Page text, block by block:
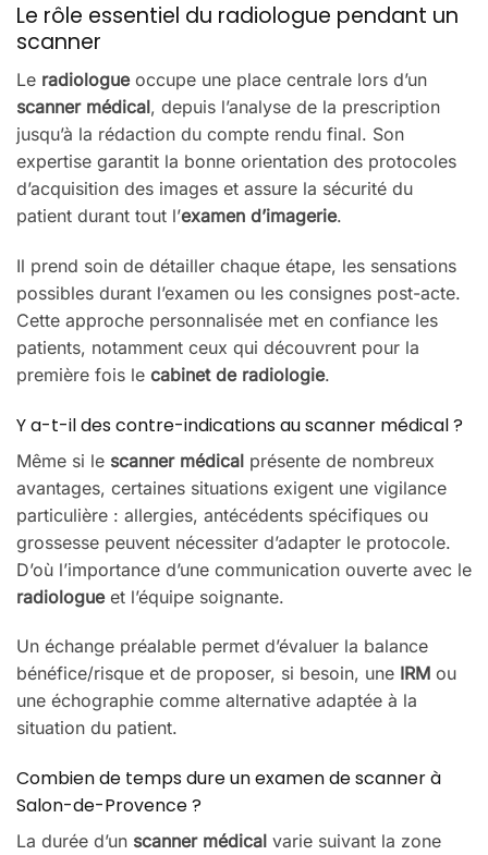
Le rôle essentiel du radiologue pendant un
scanner
Le radiologueoccupe une place centrale lors d’un
scanner médical, depuis l’analyse de la prescription
jusqu’à la rédaction du compte rendu final. Son
expertise garantit la bonne orientation des protocoles
d’acquisition des images et assure la sécurité du
patient durant tout l’examen d’imagerie.
Il prend soin de détailler chaque étape, les sensations
possibles durant l’examen ou les consignes post-acte.
Cette approche personnalisée met en confiance les
patients, notamment ceux qui découvrent pour la
première fois le cabinet de radiologie.
Y a-t-il des contre-indications au scanner médical ?
Même si le scanner médical présente de nombreux
avantages, certaines situations exigent une vigilance
particulière : allergies, antécédents spécifiques ou
grossesse peuvent nécessiter d’adapter le protocole.
D’où l’importance d’une communication ouverte avec le
radiologueet l’équipe soignante.
Un échange préalable permet d’évaluer la balance
bénéfice/risque et de proposer, si besoin, une IRM ou
une échographie comme alternative adaptée à la
situation du patient.
Combien de temps dure un examen de scanner à
Salon-de-Provence ?
La durée d’un scanner médical varie suivant la zone